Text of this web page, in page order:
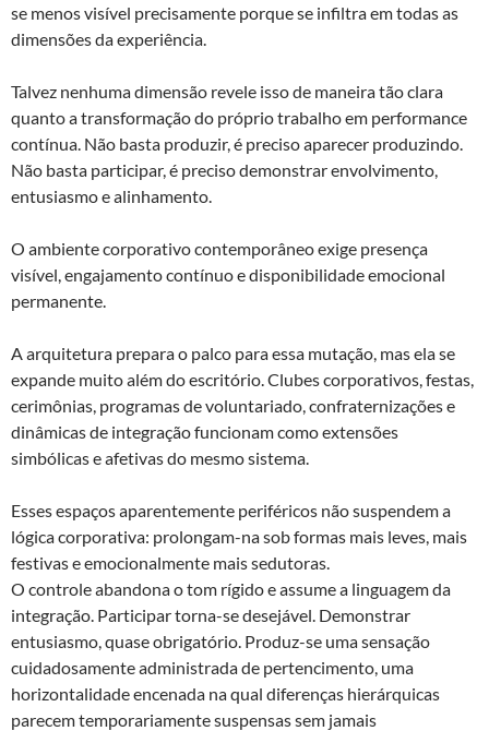
se menos visível precisamente porque se infiltra em todas as
dimensões da experiência.
Talvez nenhuma dimensão revele isso de maneira tão clara
quanto a transformação do próprio trabalho em performance
contínua. Não basta produzir, é preciso aparecer produzindo.
Não basta participar, é preciso demonstrar envolvimento,
entusiasmo e alinhamento.
O ambiente corporativo contemporâneo exige presença
visível, engajamento contínuo e disponibilidade emocional
permanente.
A arquitetura prepara o palco para essa mutação, mas ela se
expande muito além do escritório. Clubes corporativos, festas,
cerimônias, programas de voluntariado, confraternizações e
dinâmicas de integração funcionam como extensões
simbólicas e afetivas do mesmo sistema.
Esses espaços aparentemente periféricos não suspendem a
lógica corporativa: prolongam-na sob formas mais leves, mais
festivas e emocionalmente mais sedutoras.
O controle abandona o tom rígido e assume a linguagem da
integração. Participar torna-se desejável. Demonstrar
entusiasmo, quase obrigatório. Produz-se uma sensação
cuidadosamente administrada de pertencimento, uma
horizontalidade encenada na qual diferenças hierárquicas
parecem temporariamente suspensas sem jamais